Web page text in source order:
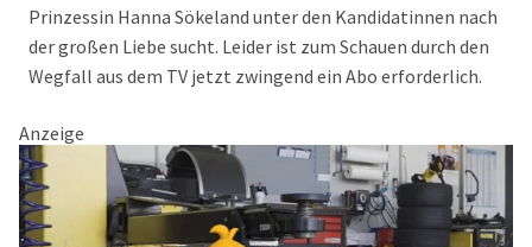
Prinzessin Hanna Sökeland unter den Kandidatinnen nach
der großen Liebe sucht. Leider ist zum Schauen durch den
Wegfall aus dem TV jetzt zwingend ein Abo erforderlich.
Anzeige